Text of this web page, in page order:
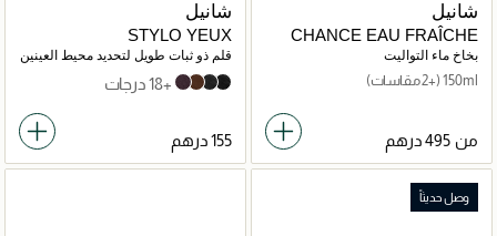
شانيل
CHANCE EAU FRAÎCHE
Eau de Toilette Vaporisateur
بخاخ ماء التواليت
150ml (+2 مقاسات)
من
شانيل
STYLO YEUX
WATERPROOF
قلم ذو ثبات طويل لتحديد محيط العينين
88 NOIR INTENSE
10 ÉBÈNE
20 ESPRESSO
83 CASSIS +18 درجات
وصل حديثاً